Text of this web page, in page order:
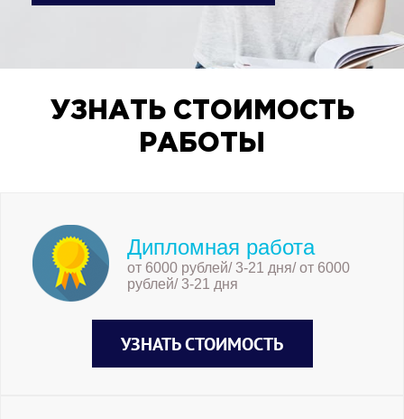
УЗНАТЬ СТОИМОСТЬ
РАБОТЫ
Дипломная работа
от 6000 рублей/ 3-21 дня/ от 6000
рублей/ 3-21 дня
УЗНАТЬ СТОИМОСТЬ